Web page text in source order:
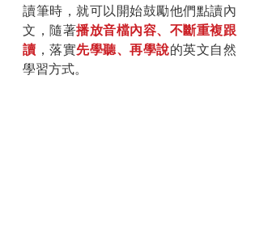
讀筆時，就可以開始鼓勵他們點讀內
文，隨著播放音檔內容、不斷重複跟
讀 ，落實先學聽、再學說的英文自然
學習方式。